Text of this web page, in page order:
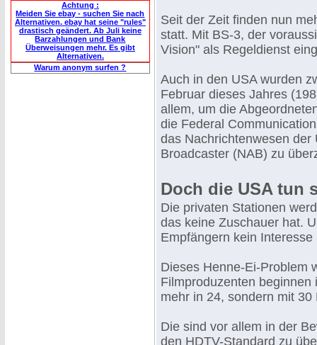
Achtung :
Meiden Sie ebay - suchen Sie nach
Alternativen. ebay hat seine "rules"
drastisch geändert. Ab Juli keine
Barzahlungen und Bank
Überweisungen mehr. Es gibt
Alternativen.
Warum anonym surfen ?
Seit der Zeit finden nun
statt. Mit BS-3, der
Vision" als Regeldienst
Auch in den USA wurden
Februar dieses Jahres
allem, um die
die Federal
das Nachrichtenwesen der
Broadcaster (NAB) zu
Doch die USA tun
Die privaten Stationen
das keine Zuschauer hat.
Empfängern kein
Dieses Henne-Ei-Problem
Filmproduzenten
mehr in 24, sondern mit
Die sind vor allem in der
den HDTV-Standard zu